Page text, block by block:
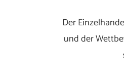
Der
und der